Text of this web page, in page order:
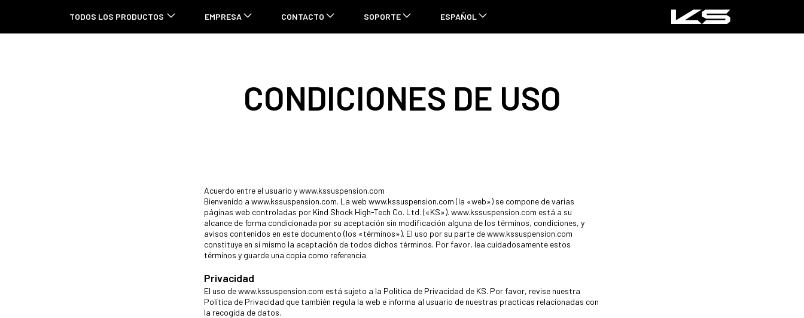
TODOS LOS PRODUCTOS EMPRESA CONTACTO SOPORTE ESPAÑOL
CONDICIONES DE USO
Acuerdo entre el usuario y www.kssuspension.com
Bienvenido a www.kssuspension.com. La web www.kssuspension.com (la «web») se compone de varias
páginas web controladas por Kind Shock High-Tech Co. Ltd. («KS»). www.kssuspension.com está a su
alcance de forma condicionada por su aceptación sin modificación alguna de los términos, condiciones, y
avisos contenidos en este documento (los «términos»). El uso por su parte de www.kssuspension.com
constituye en si mismo la aceptación de todos dichos términos. Por favor, lea cuidadosamente estos
términos y guarde una copia como referencia
Privacidad
El uso de www.kssuspension.com está sujeto a la Política de Privacidad de KS. Por favor, revise nuestra
Política de Privacidad que también regula la web e informa al usuario de nuestras practicas relacionadas con
la recogida de datos.